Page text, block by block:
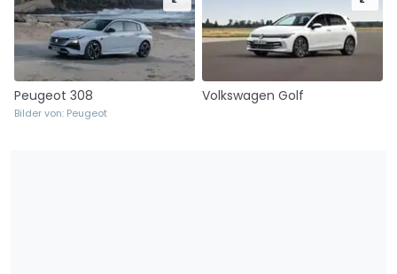
Peugeot 308
Bilder von: Peugeot
Volkswagen Golf